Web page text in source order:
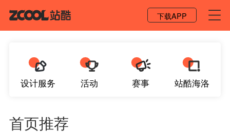
下载APP
设计服务 活动 赛事 站酷海洛
首页推荐